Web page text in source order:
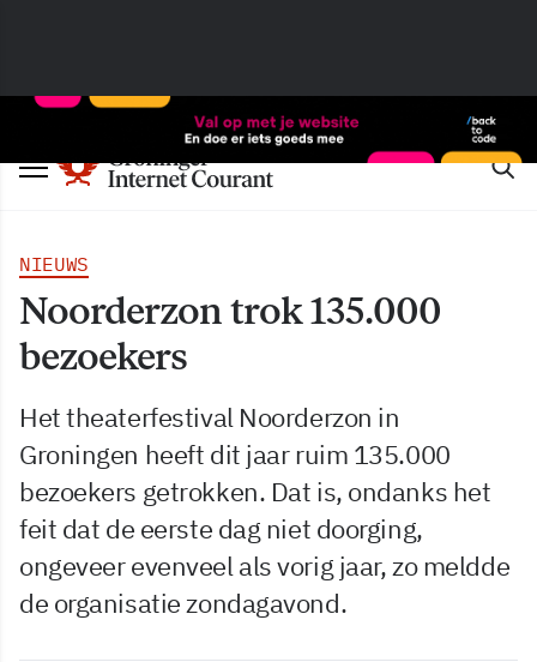
NIEUWS
Noorderzon trok 135.000
bezoekers
Het theaterfestival Noorderzon in
Groningen heeft dit jaar ruim 135.000
bezoekers getrokken. Dat is, ondanks het
feit dat de eerste dag niet doorging,
ongeveer evenveel als vorig jaar, zo meldde
de organisatie zondagavond.